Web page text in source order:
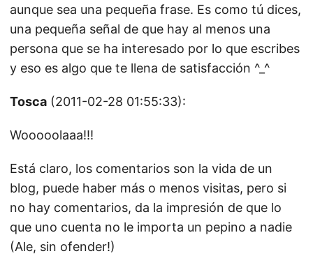
aunque sea una pequeña frase. Es como tú dices,
una pequeña señal de que hay al menos una
persona que se ha interesado por lo que escribes
y eso es algo que te llena de satisfacción ^_^
Tosca (2011-02-28 01:55:33):
Wooooolaaa!!!
Está claro, los comentarios son la vida de un
blog, puede haber más o menos visitas, pero si
no hay comentarios, da la impresión de que lo
que uno cuenta no le importa un pepino a nadie
(Ale, sin ofender!)